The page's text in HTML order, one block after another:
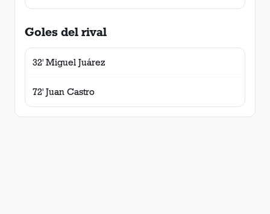
Goles del rival
32' Miguel Juárez
72' Juan Castro